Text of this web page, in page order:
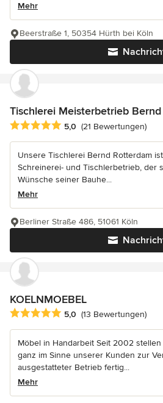
Mehr
Beerstraße 1, 50354 Hürth bei Köln
Tischlerei Meisterbetrieb
Durchschnittliche Bewertung: 5 von
5,0 (21 Bewertungen)
Unsere Tischlerei Bernd Rotterdam
Schreinerei- und Tischlerbetrieb, der
Wünsche seiner Bauhe...
Mehr
Berliner Straße 486, 51061 Köln
KOELNMOEBEL
Durchschnittliche Bewertung: 5 von
5,0 (13 Bewertungen)
Möbel in Handarbeit Seit 2002
ganz im Sinne unserer Kunden zur
ausgestatteter Betrieb fertig...
Mehr